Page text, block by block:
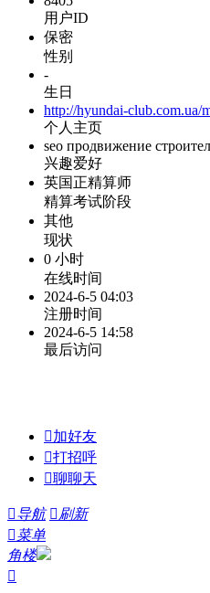
用户ID
保密
性别
-
生日
http://hyundai-club.com.ua/
个人主页
seo продвижение
兴趣爱好
英国正精算师
精算考试阶段
其他
现状
0 小时
在线时间
2024-6-5 04:03
注册时间
2024-6-5 14:58
最后访问
加好友
打招呼
聊聊天
导航 刷新
菜单
角楼
